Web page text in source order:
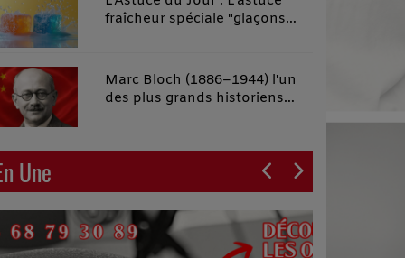
fraîcheur spéciale "glaçons
Marc Bloch (1886–1944) l'un
des plus grands historiens
Une